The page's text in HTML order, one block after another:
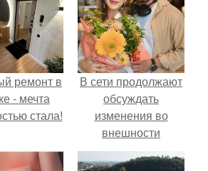
ремонт в
- мечта
стала!
В сети продолжают
обсуждать
изменения во
внешности
актрисы.